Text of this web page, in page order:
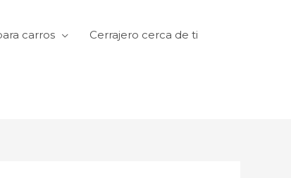
carros Cerrajero cerca de ti